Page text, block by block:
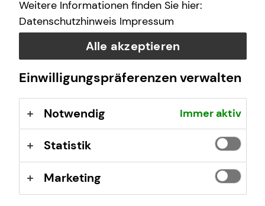
Individuelle Arbeitskraftabsicherung, betriebliche
Altersvorsorge, Investment, private Krankenversicherung,
Immobilienfinanzierung und Kapitalanlageimmobilien –
für jeden Beratungsbereich stehen dir hochqualifizierte
Spezialistinnen und Spezialisten zur Verfügung.
Bitte akzeptieren Sie Marketing Cookies, damit
Sie das Video anschauen können.
Cookie-Einstellungen öffnen
Weitere Informationen finden Sie hier:
Datenschutzhinweis Impressum
Alle akzeptieren
Einwilligungspräferenzen verwalten
Notwendig Immer aktiv
Statistik
Marketing